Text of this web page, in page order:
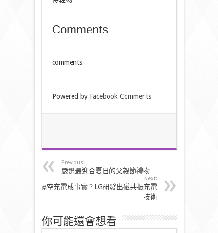
Comments
comments
Powered by Facebook Comments
Previous:
嚴選最迎合夏日的父親節禮物
Next:
隔空充電成事實？LG研發出磁共振充電
技術
你可能還會想看